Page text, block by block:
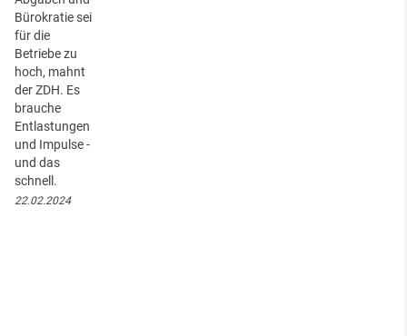
Bürokratie sei
für die
Betriebe zu
hoch, mahnt
der ZDH. Es
brauche
Entlastungen
und Impulse -
und das
schnell.
22.02.2024